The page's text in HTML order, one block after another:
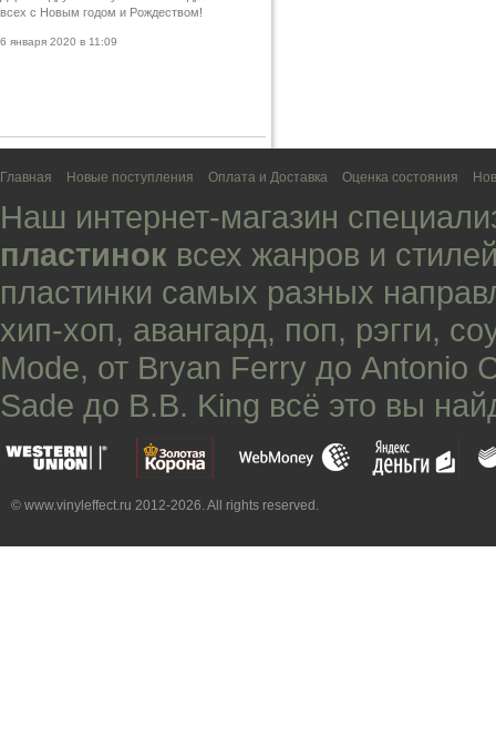
всех с Новым годом и Рождеством!
6 января 2020 в 11:09
Главная Новые поступления Оплата и Доставка Оценка состояния
Наш интернет-магазин
пластинок всех жанров и
пластинки самых разных
хип-хоп, авангард, поп, рэгги,
Mode, от Bryan Ferry до Antonio
Sade до B.B. King всё это вы
© www.vinyleffect.ru 2012-2026. All rights reserved.